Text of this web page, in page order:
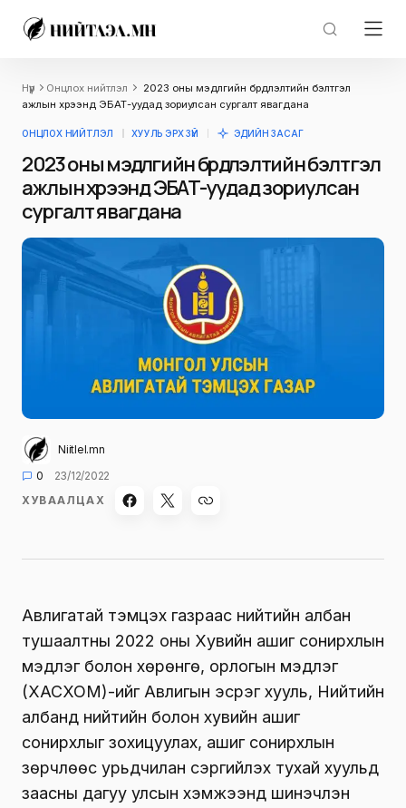
Нүүр Онцлох нийтлэл
2023 оны мэдүүлгийн бүрдүүлэлтийн бэлтгэл
ажлын хүрээнд ЭБАТ-уудад зориулсан сургалт явагдана
ОНЦЛОХ НИЙТЛЭЛ ХУУЛЬ ЭРХ ЗҮЙ ЭДИЙН ЗАСАГ
2023 оны мэдүүлгийн бүрдүүлэлтийн бэлтгэл
ажлын хүрээнд ЭБАТ-уудад зориулсан
сургалт явагдана
Niitlel.mn
0
23/12/2022
ХУВААЛЦАХ
Авлигатай тэмцэх газраас нийтийн албан
тушаалтны 2022 оны Хувийн ашиг сонирхлын
мэдүүлэг болон хөрөнгө, орлогын мэдүүлэг
(ХАСХОМ)-ийг Авлигын эсрэг хууль, Нийтийн
албанд нийтийн болон хувийн ашиг
сонирхлыг зохицуулах, ашиг сонирхлын
зөрчлөөс урьдчилан сэргийлэх тухай хуульд
заасны дагуу улсын хэмжээнд шинэчлэн